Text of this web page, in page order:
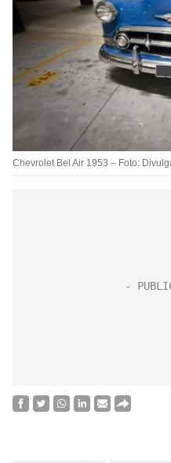
Chevrolet Bel Air 1953 – Foto: